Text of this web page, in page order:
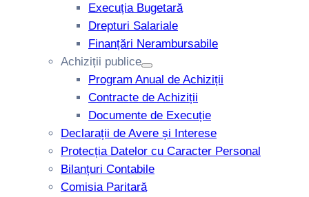
Execuția Bugetară
Drepturi Salariale
Finanțări Nerambursabile
Achiziții publice
Program Anual de Achiziții
Contracte de Achiziții
Documente de Execuție
Declarații de Avere și Interese
Protecția Datelor cu Caracter Personal
Bilanțuri Contabile
Comisia Paritară